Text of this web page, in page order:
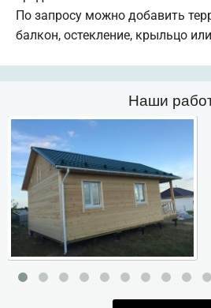
По запросу можно добавить
балкон, остекление, крыльцо
Наши